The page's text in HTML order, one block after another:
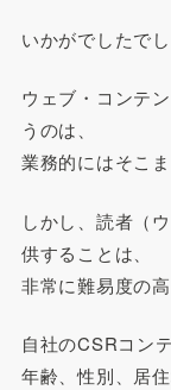
いかがでしたでし
ウェブ・コンテ
うのは、
業務的にはそこ
しかし、読者（
供することは、
非常に難易度の
自社のCSRコン
年齢、性別、居